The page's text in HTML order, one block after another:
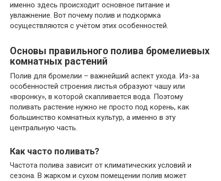
именно здесь происходит основное питание и
увлажнение. Вот почему полив и подкормка
осуществляются с учётом этих особенностей.
Основы правильного полива бромелиевых
комнатных растений
Полив для бромелии – важнейший аспект ухода. Из-за
особенностей строения листья образуют чашу или
«воронку», в которой скапливается вода. Поэтому
поливать растение нужно не просто под корень, как
большинство комнатных культур, а именно в эту
центральную часть.
Как часто поливать?
Частота полива зависит от климатических условий и
сезона. В жарком и сухом помещении полив может